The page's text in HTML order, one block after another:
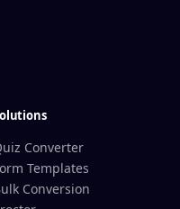
Converter
Templates
Conversion